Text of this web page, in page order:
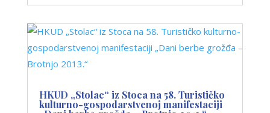
HKUD „Stolac“ iz Stoca na 58. Turističko
kulturno-gospodarstvenoj manifestaciji